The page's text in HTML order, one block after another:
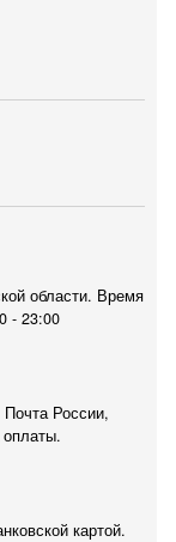
области. Время
- 23:00
России,
картой.